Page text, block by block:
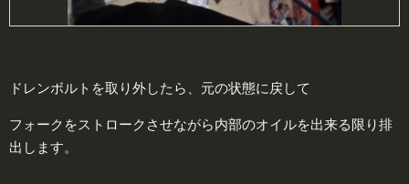
ドレンボルトを取り外したら、元の状態に戻して
フォークをストロークさせながら内部のオイルを出来る限り排
出します。